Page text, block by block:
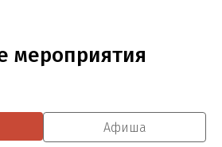
мероприятия
Афиша